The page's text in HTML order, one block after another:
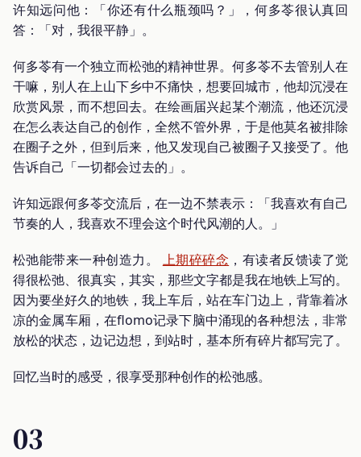
许知远问他：「你还有什么瓶颈吗？」，何多苓很认真回
答：「对，我很平静」。
何多苓有一个独立而松弛的精神世界。何多苓不去管别人在
干嘛，别人在上山下乡中不痛快，想要回城市，他却沉浸在
欣赏风景，而不想回去。在绘画届兴起某个潮流，他还沉浸
在怎么表达自己的创作，全然不管外界，于是他莫名被排除
在圈子之外，但到后来，他又发现自己被圈子又接受了。他
告诉自己「一切都会过去的」。
许知远跟何多苓交流后，在一边不禁表示：「我喜欢有自己
节奏的人，我喜欢不理会这个时代风潮的人。」
松弛能带来一种创造力。 上期碎碎念 ，有读者反馈读了觉
得很松弛、很真实，其实，那些文字都是我在地铁上写的。
因为要坐好久的地铁，我上车后，站在车门边上，背靠着冰
凉的金属车厢，在flomo记录下脑中涌现的各种想法，非常
放松的状态，边记边想，到站时，基本所有碎片都写完了。
回忆当时的感受，很享受那种创作的松弛感。
03